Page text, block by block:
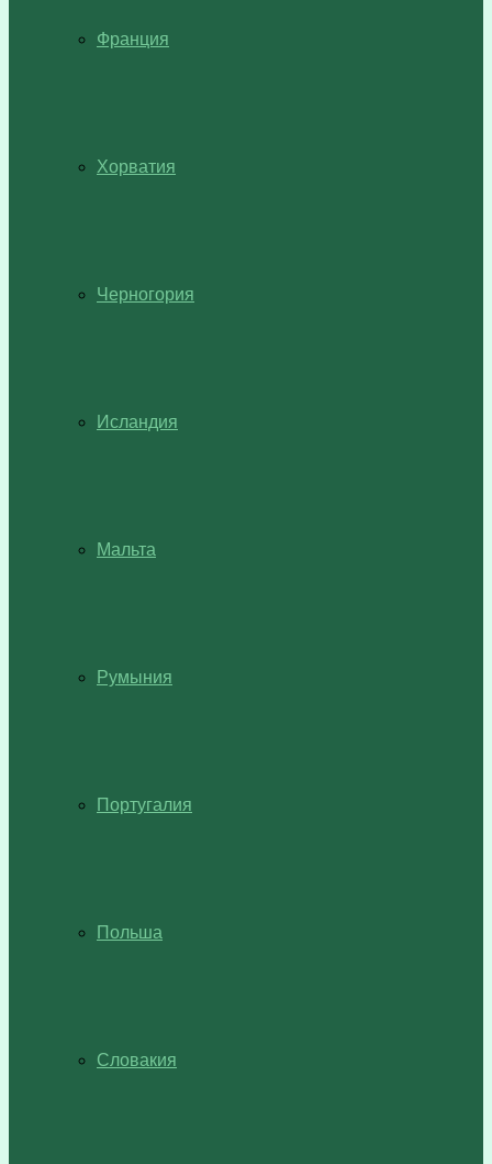
Франция
Хорватия
Черногория
Исландия
Мальта
Румыния
Португалия
Польша
Словакия